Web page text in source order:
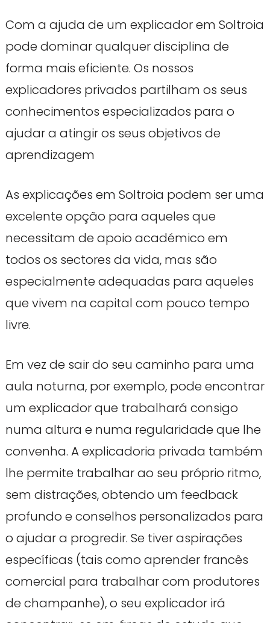
Com a ajuda de um explicador em Soltroia
pode dominar qualquer disciplina de
forma mais eficiente. Os nossos
explicadores privados partilham os seus
conhecimentos especializados para o
ajudar a atingir os seus objetivos de
aprendizagem
As explicações em Soltroia podem ser uma
excelente opção para aqueles que
necessitam de apoio académico em
todos os sectores da vida, mas são
especialmente adequadas para aqueles
que vivem na capital com pouco tempo
livre.
Em vez de sair do seu caminho para uma
aula noturna, por exemplo, pode encontrar
um explicador que trabalhará consigo
numa altura e numa regularidade que lhe
convenha. A explicadoria privada também
lhe permite trabalhar ao seu próprio ritmo,
sem distrações, obtendo um feedback
profundo e conselhos personalizados para
o ajudar a progredir. Se tiver aspirações
específicas (tais como aprender francês
comercial para trabalhar com produtores
de champanhe), o seu explicador irá